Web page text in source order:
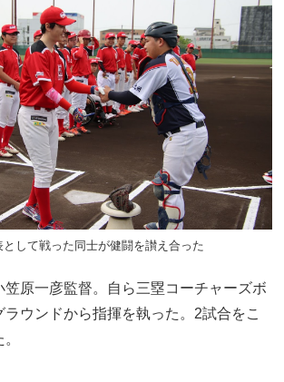
として戦った同士が健闘を讃え合った
笠原一彦監督。自ら三塁コーチャーズボ
ラウンドから指揮を執った。2試合をこ